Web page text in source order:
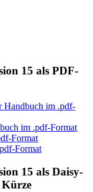
15 als PDF-
Handbuch im .pdf-
im .pdf-Format
Format
Format
15 als Daisy-